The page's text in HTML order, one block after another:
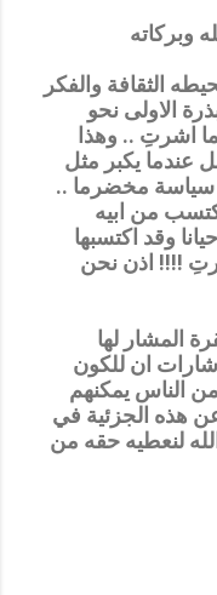
وبركاته
الثقافة والفكر
الاولى نحو
اشرتِ .. وهذا
عندما يكبر مثل
سياسة مخضرما ..
من ابيه
وقد اكتسبها
!!!! اذن نحن
المشار لها
ان للكون
الناس يمكنهم
هذه الجزئية في
لنعطيه حقه من